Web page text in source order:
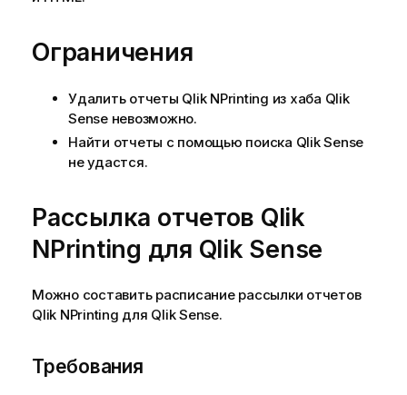
Ограничения
Удалить отчеты Qlik NPrinting из хаба Qlik
Senseневозможно.
Найти отчеты с помощью поиска Qlik Sense
не удастся.
Рассылка отчетов Qlik
NPrinting для Qlik Sense
Можно составить расписание рассылки отчетов
Qlik NPrinting для Qlik Sense.
Требования